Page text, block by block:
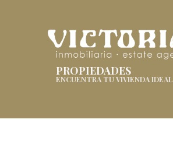
PROPIEDADES
ENCUENTRA TU VIVIENDA IDEAL